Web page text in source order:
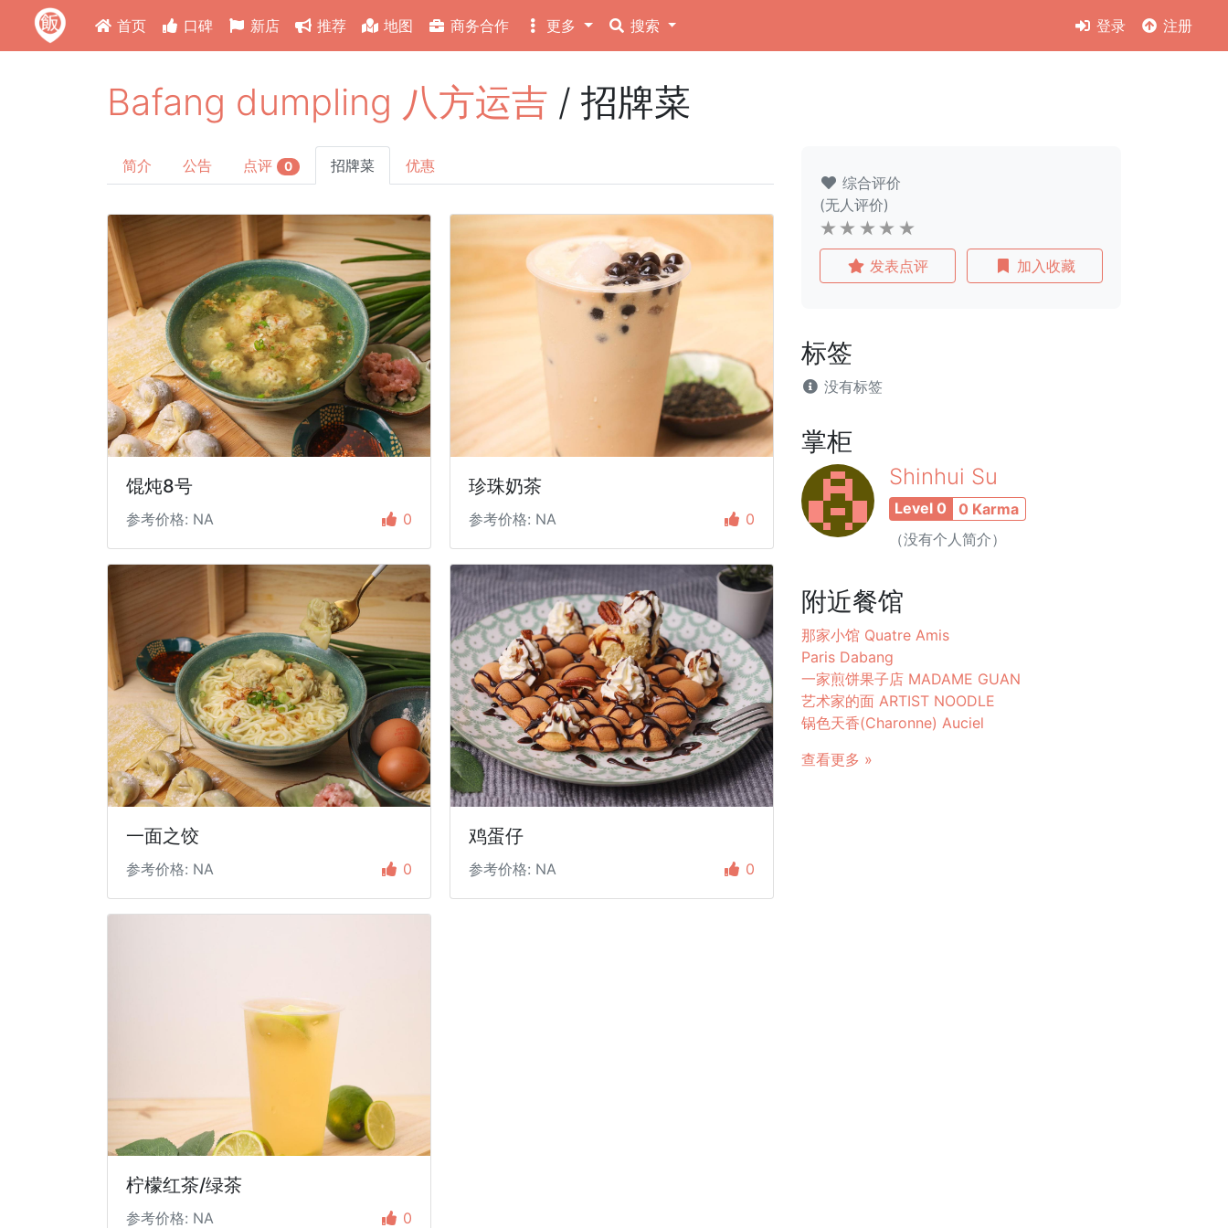
首页 口碑 新店 推荐 地图 商务合作 更多 搜索 登录 注册
Bafang dumpling 八方运吉 / 招牌菜
简介 公告 点评 0 招牌菜 优惠
馄炖8号
参考价格: NA 0
一面之饺
参考价格: NA 0
柠檬红茶/绿茶
参考价格: NA 0
珍珠奶茶
参考价格: NA 0
鸡蛋仔
参考价格: NA 0
综合评价
(无人评价)
发表点评 加入收藏
标签
没有标签
掌柜
Shinhui Su
Level 0
0 Karma
（没有个人简介）
附近餐馆
那家小馆 Quatre Amis
Paris Dabang
一家煎饼果子店 MADAME GUAN
艺术家的面 ARTIST NOODLE
锅色天香(Charonne) Auciel
查看更多 »